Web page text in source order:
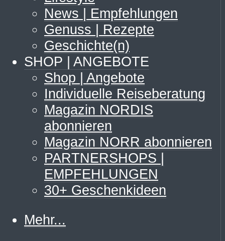
News | Empfehlungen
Genuss | Rezepte
Geschichte(n)
SHOP | ANGEBOTE
Shop | Angebote
Individuelle Reiseberatung
Magazin NORDIS
abonnieren
Magazin NORR abonnieren
PARTNERSHOPS |
EMPFEHLUNGEN
30+ Geschenkideen
Mehr...